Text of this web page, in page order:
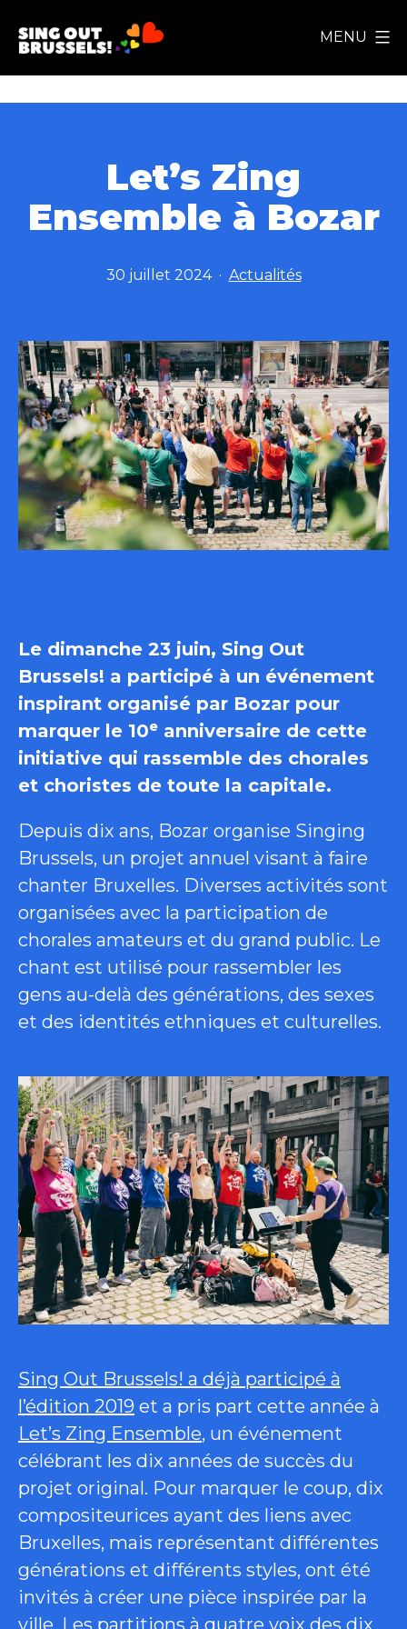
au
MENU
Let’s Zing
Ensemble à Bozar
Publié
30 juillet 2024
Catégorisé
Actualités
Le dimanche 23 juin, Sing Out
Brussels! a participé à un événement
inspirant organisé par Bozar pour
marquer le 10e anniversaire de cette
initiative qui rassemble des chorales
et choristes de toute la capitale.
Depuis dix ans, Bozar organise Singing
Brussels, un projet annuel visant à faire
chanter Bruxelles. Diverses activités sont
organisées avec la participation de
chorales amateurs et du grand public. Le
chant est utilisé pour rassembler les
gens au-delà des générations, des sexes
et des identités ethniques et culturelles.
Sing Out Brussels! a déjà participé à
l’édition 2019 et a pris part cette année à
Let’s Zing Ensemble, un événement
célébrant les dix années de succès du
projet original. Pour marquer le coup, dix
compositeurices ayant des liens avec
Bruxelles, mais représentant différentes
générations et différents styles, ont été
invités à créer une pièce inspirée par la
ville. Les partitions à quatre voix des dix